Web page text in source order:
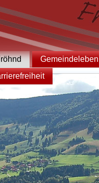
Gemeindeleben